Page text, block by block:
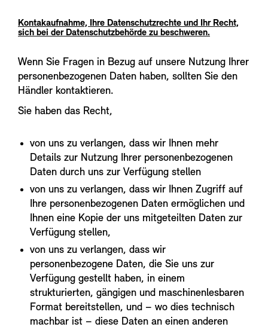
Kontakaufnahme, Ihre Datenschutzrechte und Ihr Recht,
sich bei der Datenschutzbehörde zu beschweren.
Wenn Sie Fragen in Bezug auf unsere Nutzung Ihrer
personenbezogenen Daten haben, sollten Sie den
Händler kontaktieren.
Sie haben das Recht,
von uns zu verlangen, dass wir Ihnen mehr
Details zur Nutzung Ihrer personenbezogenen
Daten durch uns zur Verfügung stellen
von uns zu verlangen, dass wir Ihnen Zugriff auf
Ihre personenbezogenen Daten ermöglichen und
Ihnen eine Kopie der uns mitgeteilten Daten zur
Verfügung stellen,
von uns zu verlangen, dass wir
personenbezogene Daten, die Sie uns zur
Verfügung gestellt haben, in einem
strukturierten, gängigen und maschinenlesbaren
Format bereitstellen, und – wo dies technisch
machbar ist – diese Daten an einen anderen